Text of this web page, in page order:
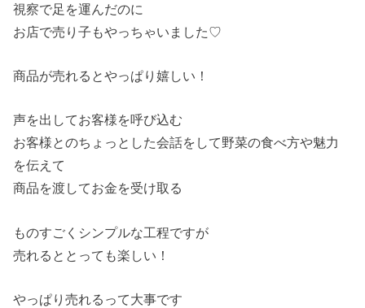
視察で足を運んだのに
お店で売り子もやっちゃいました♡
商品が売れるとやっぱり嬉しい！
声を出してお客様を呼び込む
お客様とのちょっとした会話をして野菜の食べ方や魅力
を伝えて
商品を渡してお金を受け取る
ものすごくシンプルな工程ですが
売れるととっても楽しい！
やっぱり売れるって大事です